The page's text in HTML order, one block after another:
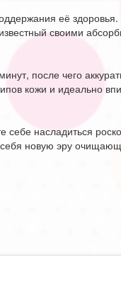
её здоровья.
своими
после чего
кожи и идеально
насладиться
себя новую эру